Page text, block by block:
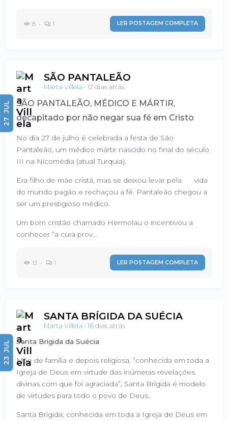
8 • 1 LER POSTAGEM COMPLETA
SÃO PANTALEÃO
Marta Villela • 12 dias atrás
27
JUL
SÃO PANTALEÃO, MÉDICO E MÁRTIR,
decapitado por não negar sua fé em Cristo
No dia 27 de julho é celebrada a festa de São
Pantaleão, um médico mártir nascido no final do século
III na Nicomédia (atual Turquia).
Era filho de mãe cristã, mas se deixou levar pela vida
do mundo pagão e rechaçou a fé. Pantaleão chegou a
ser um prestigioso médico.
Um bom cristão chamado Hermolau o incentivou a
conhecer “a cura prov...
13 • 1 LER POSTAGEM COMPLETA
SANTA BRÍGIDA DA SUÉCIA
Marta Villela • 16 dias atrás
23
JUL Santa Brígida da Suécia
Mãe de família e depois religiosa, “conhecida em toda a
Igreja de Deus em virtude das inúmeras revelações
divinas com que foi agraciada”, Santa Brígida é modelo
de virtudes para todo o povo de Deus..
Santa Brígida, conhecida em toda a Igreja de Deus em